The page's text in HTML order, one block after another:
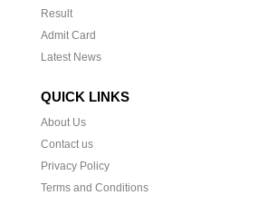
Result
Admit Card
Latest News
QUICK LINKS
About Us
Contact us
Privacy Policy
Terms and Conditions